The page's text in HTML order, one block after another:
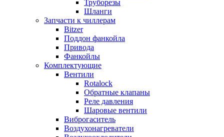
Труборезы
Шланги
Запчасти к чиллерам
Bitzer
Поддон фанкойла
Привода
Фанкойлы
Комплектующие
Вентили
Rotalock
Обратные клапаны
Реле давления
Шаровые вентили
Виброгаситель
Воздухонагреватели